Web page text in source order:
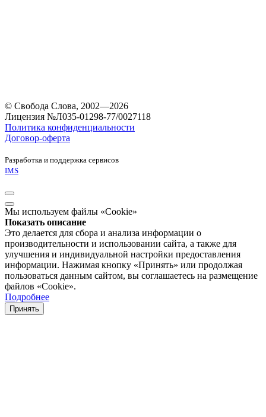
© Свобода Слова, 2002—2026
Лицензия №Л035-01298-77/0027118
Политика конфиденциальности
Договор-оферта
Разработка и поддержка сервисов
IMS
Мы используем файлы «Cookie»
Показать описание
Это делается для сбора и анализа информации о
производительности и использовании сайта, а также для
улучшения и индивидуальной настройки предоставления
информации. Нажимая кнопку «Принять» или продолжая
пользоваться данным сайтом, вы соглашаетесь на размещение
файлов «Cookie».
Подробнее
Принять